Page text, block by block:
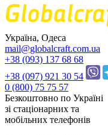
Україна, Одеса
mail@globalcraft.com.ua
+38 (093) 137 68 68
+38 (097) 921 30 54
0 (800) 75 75 57
Безкоштовно по Україні
зі стацiонарних та
мобільних телефонів